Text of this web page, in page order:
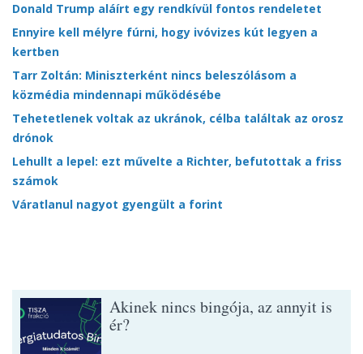
Donald Trump aláírt egy rendkívül fontos rendeletet
Ennyire kell mélyre fúrni, hogy ivóvizes kút legyen a
kertben
Tarr Zoltán: Miniszterként nincs beleszólásom a
közmédia mindennapi működésébe
Tehetetlenek voltak az ukránok, célba találtak az orosz
drónok
Lehullt a lepel: ezt művelte a Richter, befutottak a friss
számok
Váratlanul nagyot gyengült a forint
Akinek nincs bingója, az annyit is
ér?